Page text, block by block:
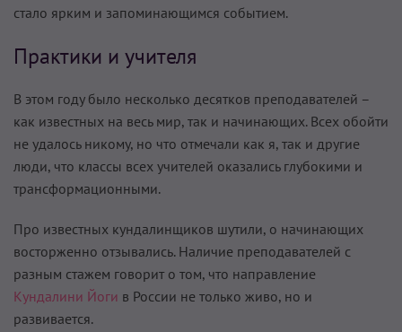
стало ярким и запоминающимся событием.
Практики и учителя
В этом году было несколько десятков преподавателей –
как известных на весь мир, так и начинающих. Всех обойти
не удалось никому, но что отмечали как я, так и другие
люди, что классы всех учителей оказались глубокими и
трансформационными.
Про известных кундалинщиков шутили, о начинающих
восторженно отзывались. Наличие преподавателей с
разным стажем говорит о том, что направление
Кундалини Йоги в России не только живо, но и
развивается.